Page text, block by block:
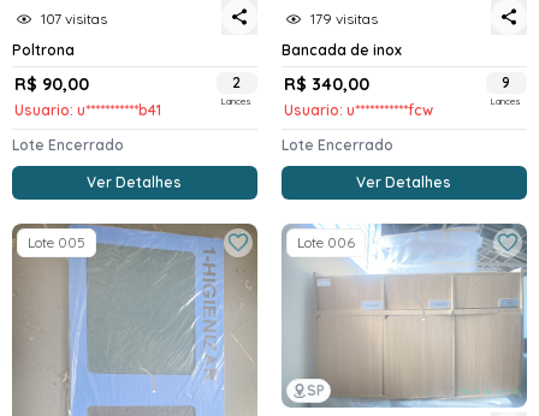
107 visitas
Poltrona
R$ 90,00
Usuario: u***********b41
2
Lances
Lote Encerrado
Ver Detalhes
179 visitas
Bancada de inox
R$ 340,00
Usuario: u***********fcw
9
Lances
Lote Encerrado
Ver Detalhes
Lote 005
SP
Lote 006